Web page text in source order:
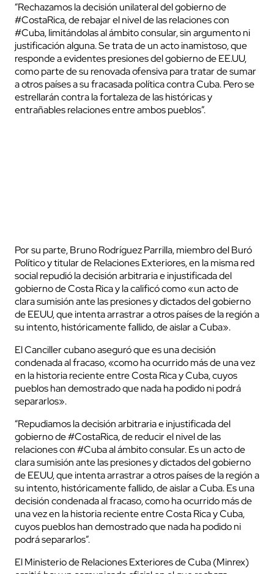
“Rechazamos la decisión unilateral del gobierno de
#CostaRica, de rebajar el nivel de las relaciones con
#Cuba, limitándolas al ámbito consular, sin argumento ni
justificación alguna. Se trata de un acto inamistoso, que
responde a evidentes presiones del gobierno de EE.UU,
como parte de su renovada ofensiva para tratar de sumar
a otros países a su fracasada política contra Cuba. Pero se
estrellarán contra la fortaleza de las históricas y
entrañables relaciones entre ambos pueblos”.
Por su parte, Bruno Rodríguez Parrilla, miembro del Buró
Político y titular de Relaciones Exteriores, en la misma red
social repudió la decisión arbitraria e injustificada del
gobierno de Costa Rica y la calificó como «un acto de
clara sumisión ante las presiones y dictados del gobierno
de EEUU, que intenta arrastrar a otros países de la región a
su intento, históricamente fallido, de aislar a Cuba».
El Canciller cubano aseguró que es una decisión
condenada al fracaso, «como ha ocurrido más de una vez
en la historia reciente entre Costa Rica y Cuba, cuyos
pueblos han demostrado que nada ha podido ni podrá
separarlos».
“Repudiamos la decisión arbitraria e injustificada del
gobierno de #CostaRica, de reducir el nivel de las
relaciones con #Cuba al ámbito consular. Es un acto de
clara sumisión ante las presiones y dictados del gobierno
de EEUU, que intenta arrastrar a otros países de la región a
su intento, históricamente fallido, de aislar a Cuba. Es una
decisión condenada al fracaso, como ha ocurrido más de
una vez en la historia reciente entre Costa Rica y Cuba,
cuyos pueblos han demostrado que nada ha podido ni
podrá separarlos”.
El Ministerio de Relaciones Exteriores de Cuba (Minrex)